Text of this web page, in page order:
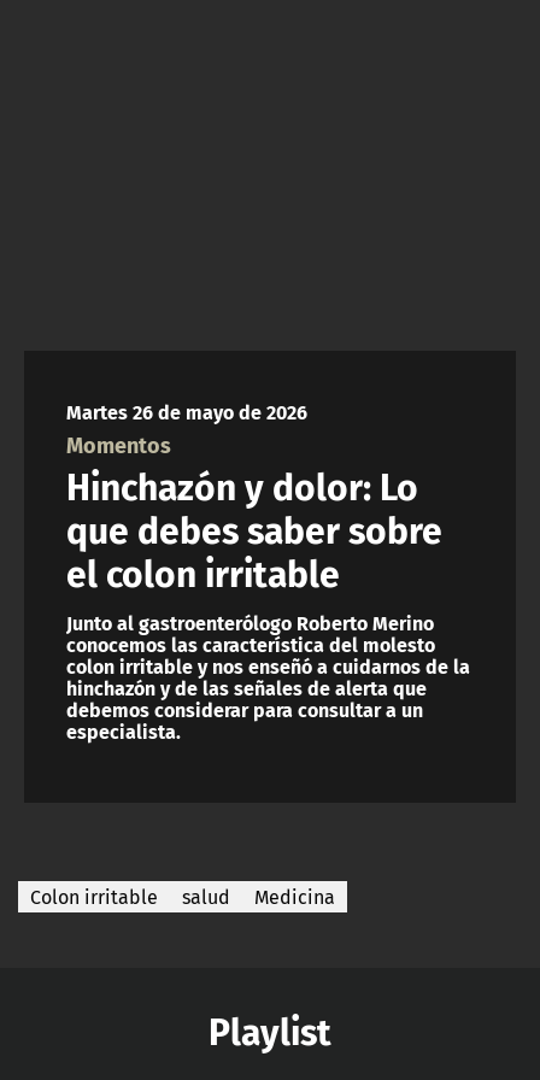
Martes 26 de mayo de 2026
Momentos
Hinchazón y dolor: Lo
que debes saber sobre
el colon irritable
Junto al gastroenterólogo Roberto Merino
conocemos las característica del molesto
colon irritable y nos enseñó a cuidarnos de la
hinchazón y de las señales de alerta que
debemos considerar para consultar a un
especialista.
Colon irritable salud Medicina
Playlist